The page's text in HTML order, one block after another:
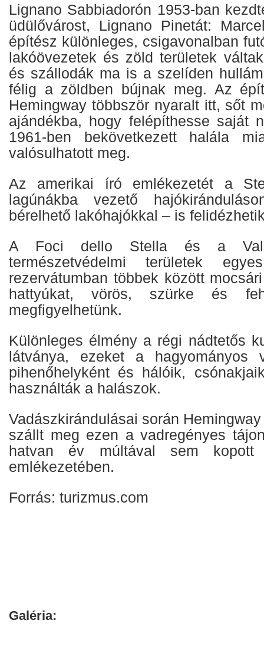
Lignano Sabbiadorón 1953-ban
üdülővárost, Lignano Pinetát:
építész különleges, csigavonalban
lakóövezetek és zöld területek
és szállodák ma is a szelíden
félig a zöldben bújnak meg. Az
Hemingway többször nyaralt itt, sőt
ajándékba, hogy felépíthesse saját
1961-ben bekövetkezett halála
valósulhatott meg.
Az amerikai író emlékezetét a
lagúnákba vezető
bérelhető lakóhajókkal – is
A Foci dello Stella és a
természetvédelmi területek
rezervátumban többek között
hattyúkat, vörös, szürke és
megfigyelhetünk.
Különleges élmény a régi nádtetős
látványa, ezeket a hagyományos
pihenőhelyként és hálóik,
használták a halászok.
Vadászkirándulásai során
szállt meg ezen a vadregényes
hatvan év múltával sem
emlékezetében.
Forrás: turizmus.com
Galéria: